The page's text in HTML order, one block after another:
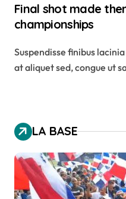
Final shot made
championships
Suspendisse finibus lacinia varius. Ut justo velit, dictum
at aliquet sed, congue ut
LA BASE